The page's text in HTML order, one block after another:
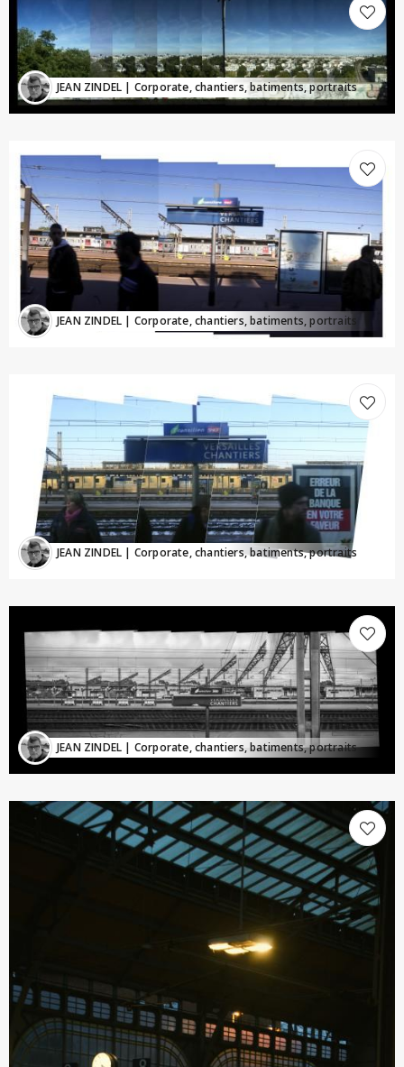
JEAN ZINDEL | Corporate, chantiers, batiments, portraits
JEAN ZINDEL | Corporate, chantiers, batiments, portraits
JEAN ZINDEL | Corporate, chantiers, batiments, portraits
JEAN ZINDEL | Corporate, chantiers, batiments, portraits